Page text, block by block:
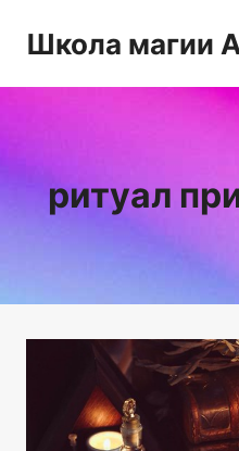
Школа магии
ритуал